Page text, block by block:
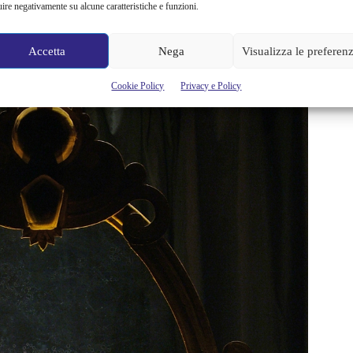
negativamente su alcune caratteristiche e funzioni.
Accetta Nega Visualizza le
Cookie Policy Privacy e Policy